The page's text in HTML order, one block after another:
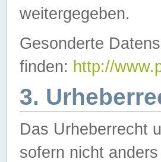
weitergegeben.
Gesonderte
finden: http://
3.
Das Urheberrecht
sofern nicht